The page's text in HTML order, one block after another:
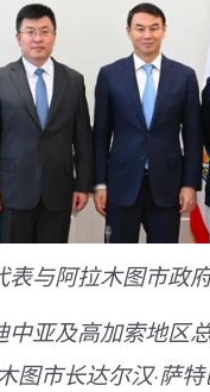
表与阿拉木图市政
中亚及高加索地区
图市长达尔汉·萨特